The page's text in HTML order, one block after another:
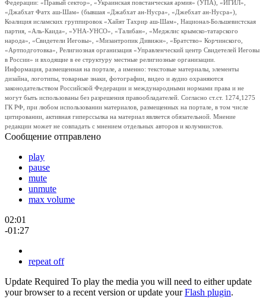
Федерации: «Правый сектор», «Украинская повстанческая армия» (УПА), «ИГИЛ»,
«Джабхат Фатх аш-Шам» (бывшая «Джабхат ан-Нусра», «Джебхат ан-Нусра»),
Коалиция исламских группировок «Хайят Тахрир аш-Шам», Национал-Большевистская
партия, «Аль-Каида», «УНА-УНСО», «Талибан», «Меджлис крымско-татарского
народа», «Свидетели Иеговы», «Мизантропик Дивижн», «Братство» Корчинского,
«Артподготовка», Религиозная организация «Управленческий центр Свидетелей Иеговы
в России» и входящие в ее структуру местные религиозные организации.
Информация, размещенная на портале, а именно: текстовые материалы, элементы
дизайна, логотипы, товарные знаки, фотографии, видео и аудио охраняются
законодательством Российской Федерации и международными нормами права и не
могут быть использованы без разрешения правообладателей. Согласно ст.ст. 1274,1275
ГК РФ, при любом использовании материалов, размещенных на портале, в том числе
цитировании, активная гиперссылка на материал является обязательной. Мнение
редакции может не совпадать с мнением отдельных авторов и колумнистов.
Сообщение отправлено
play
pause
mute
unmute
max volume
02:01
-01:27
repeat off
Update Required To play the media you will need to either update
your browser to a recent version or update yourFlash plugin.